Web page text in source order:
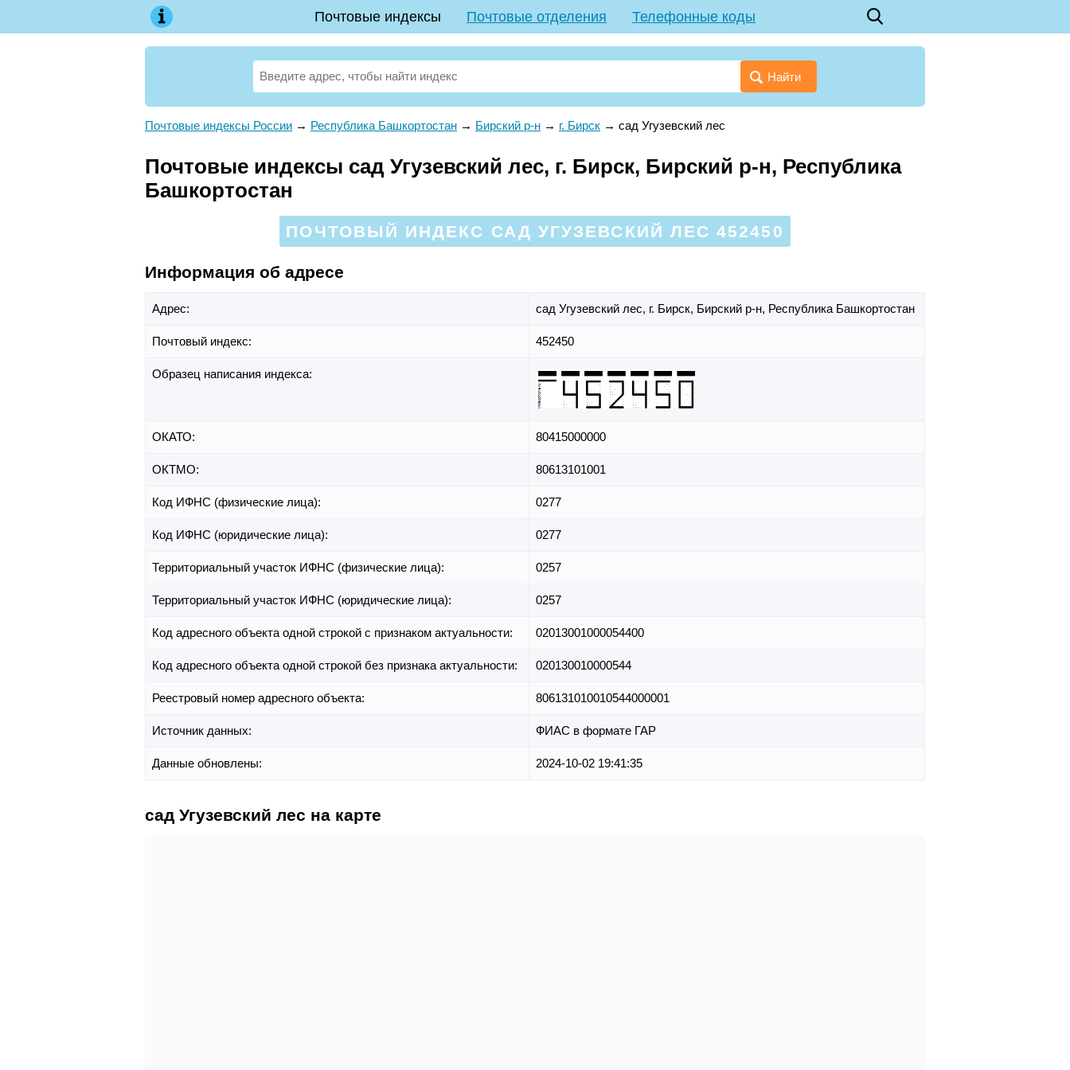
Почтовые индексы Почтовые отделения Телефонные коды
Найти
Почтовые индексы России → Республика Башкортостан → Бирский р-н → г. Бирск → сад Угузевский лес
Почтовые индексы сад Угузевский лес, г. Бирск, Бирский р-н, Республика
Башкортостан
ПОЧТОВЫЙ ИНДЕКС САД УГУЗЕВСКИЙ ЛЕС 452450
Информация об адресе
Адрес: сад Угузевский лес, г. Бирск, Бирский р-н, Республика Башкортостан
Почтовый индекс: 452450
Образец написания индекса:
ОКАТО: 80415000000
ОКТМО: 80613101001
Код ИФНС (физические лица): 0277
Код ИФНС (юридические лица): 0277
Территориальный участок ИФНС (физические лица): 0257
Территориальный участок ИФНС (юридические лица): 0257
Код адресного объекта одной строкой с признаком актуальности: 02013001000054400
Код адресного объекта одной строкой без признака актуальности: 020130010000544
Реестровый номер адресного объекта: 806131010010544000001
Источник данных: ФИАС в формате ГАР
Данные обновлены: 2024-10-02 19:41:35
сад Угузевский лес на карте